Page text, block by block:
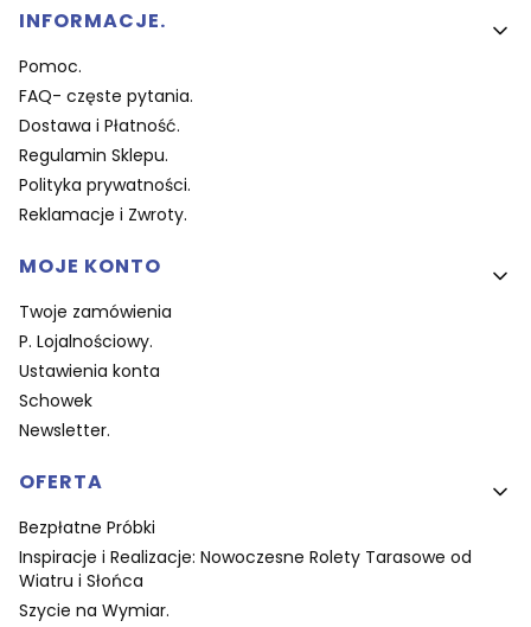
Linki w stopce
INFORMACJE.
Pomoc.
FAQ- częste pytania.
Dostawa i Płatność.
Regulamin Sklepu.
Polityka prywatności.
Reklamacje i Zwroty.
MOJE KONTO
Twoje zamówienia
P. Lojalnościowy.
Ustawienia konta
Schowek
Newsletter.
OFERTA
Bezpłatne Próbki
Inspiracje i Realizacje: Nowoczesne Rolety Tarasowe od
Wiatru i Słońca
Szycie na Wymiar.